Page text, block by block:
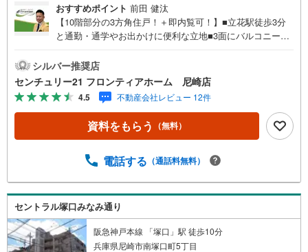
おすすめポイント 前田 健汰
【10階部分の3方角住戸！＋即内覧可！】■立花駅徒歩3分
と通勤・通学やお出かけに便利な立地■3面にバルコニーを
空間 特徴・大容量の収納が可能なウォークインクローゼッ
トがありお部屋をすっきりと保てます・勝手口のあるキッ
チンは家事動線に配慮された設計です・対面式キッチンで
リビングの様子を見ながらお料理できますね 立地・尼崎市
立水堂小学校まで徒歩約14分・尼崎市立南武庫之荘中学校
まで徒歩約21分 弊社が選ばれる理由 1.お金の扱い方のプ
2.買い替えなどにも対応できる売却専門チームあり！3.た
に審査が可能！4.物件のお引渡し後に必要になったお家の
リフォームも弊社のリフォームプランナーがご提案！5.定
期的にご連絡を繋ぎ、有事の際に迅速にサポートいたしま
す弊社は専門家同士が連携をとっているため、より多くの
知見がございますお気軽にお問合せください
シルバー推奨店
センチュリー21 フロンティアホーム 尼崎店
4.5 不動産会社レビュー 12件
資料をもらう （無料）
電話する （通話料無料）
セントラル塚口みなみ通り
阪急神戸本線 「塚口」駅 徒歩10分
兵庫県尼崎市南塚口町5丁目